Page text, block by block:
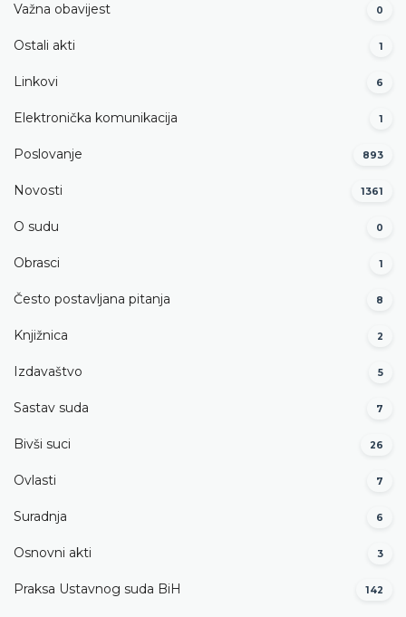
Važna obavijest 0
Ostali akti 1
Linkovi 6
Elektronička komunikacija 1
Poslovanje 893
Novosti 1361
O sudu 0
Obrasci 1
Često postavljana pitanja 8
Knjižnica 2
Izdavaštvo 5
Sastav suda 7
Bivši suci 26
Ovlasti 7
Suradnja 6
Osnovni akti 3
Praksa Ustavnog suda BiH 142